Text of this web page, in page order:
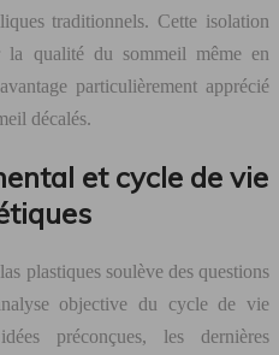
traditionnels. Cette isolation
la qualité du sommeil même en
particulièrement apprécié
décalés.
et cycle de vie
plastiques soulève des questions
objective du cycle de vie
préconçues, les dernières